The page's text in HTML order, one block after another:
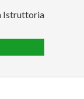
Istruttoria